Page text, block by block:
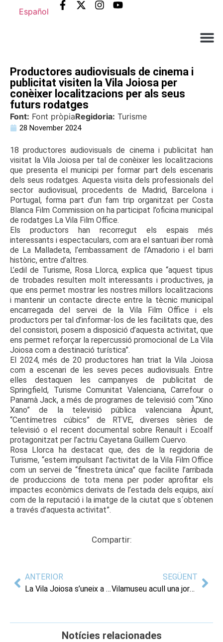
Español
Productores audiovisuals de cinema i
publicitat visiten la Vila Joiosa per
conèixer localitzacions per als seus
futurs rodatges
Font: Font pròpiaRegidoria: Turisme
28 November 2024
18 productores audiovisuals de cinema i publicitat han
visitat la Vila Joiosa per tal de conèixer les localitzacions
que presenta el municipi per formar part dels escenaris
dels seus rodatges. Aquesta visita dels professionals del
sector audiovisual, procedents de Madrid, Barcelona i
Portugal, forma part d’un fam trip organitzat per Costa
Blanca Film Commission on ha participat l’oficina municipal
de rodatges La Vila Film Office.
Els productors han recorregut els espais més
interessants i espectaculars, com ara el santuari iber romà
de La Malladeta, l’embassament de l’Amadorio i el barri
històric, entre d’altres.
L’edil de Turisme, Rosa Llorca, explica que “aquest tipus
de trobades resulten molt interessants i productives, ja
que ens permet mostrar les nostres millors localitzacions
i mantenir un contacte directe entre la tècnic municipal
encarregada del servei de la Vila Film Office i els
productors per tal d’informar-los de les facilitats que, des
del consistori, posem a disposició d’aquesta activitat, que
ens permet reforçar la repercussió promocional de La Vila
Joiosa com a destinació turística”.
El 2024, més de 20 productores han triat la Vila Joiosa
com a escenari de les seves peces audiovisuals. Entre
elles destaquen les campanyes de publicitat de
Springfield, Turisme Comunitat Valenciana, Carrefour o
Panamà Jack, a més de programes de televisió com “Xino
Xano” de la televisió pública valenciana Àpunt,
“Centímetres cúbics” de RTVE, diverses sèries de
televisió o el recent documental sobre Renault i Ecoalf
protagonitzat per l’actriu Cayetana Guillem Cuervo.
Rosa Llorca ha destacat que, des de la regidoria de
Turisme, “estem impulsant l’activitat de la Vila Film Office
com un servei de “finestreta única” que facilite l’arribada
de produccions de tota mena per poder aprofitar els
impactes econòmics derivats de l’estada dels equips, així
com de la reputació i la imatge de la ciutat que s´obtenen
a través d’aquesta activitat”.
Compartir:
ANTERIOR
La Vila Joiosa s’uneix a la campanya de recollida de joguines i material escolar per destinar-los a les poblacions afectades per la DANA
SEGÜENT
Vilamuseu acull una jornada del projecte europeu Transform4Europe organitzat per la Universitat d’Alacant
Notícies relacionades